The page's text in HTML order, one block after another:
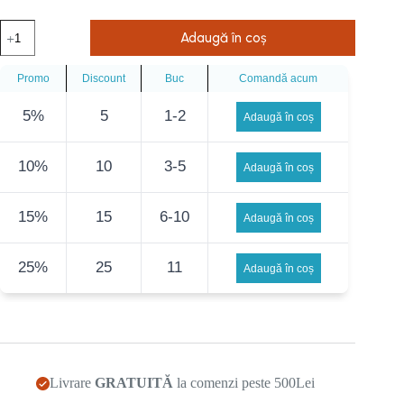
Mânie-
te,
totul!
Adaugă în coș
Promo Discount Buc Comandă acum
5% 5 1-2 Adaugă în coș
10% 10 3-5 Adaugă în coș
15% 15 6-10 Adaugă în coș
25% 25 11 Adaugă în coș
Livrare GRATUITĂ la comenzi peste 500Lei